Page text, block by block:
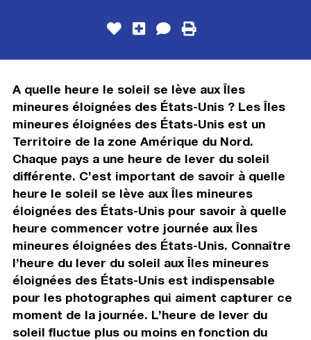
A quelle heure le soleil se lève aux Îles
mineures éloignées des États-Unis ? Les Îles
mineures éloignées des États-Unis est un
Territoire de la zone Amérique du Nord.
Chaque pays a une heure de lever du soleil
différente. C’est important de savoir à quelle
heure le soleil se lève aux Îles mineures
éloignées des États-Unis pour savoir à quelle
heure commencer votre journée aux Îles
mineures éloignées des États-Unis. Connaître
l’heure du lever du soleil aux Îles mineures
éloignées des États-Unis est indispensable
pour les photographes qui aiment capturer ce
moment de la journée. L’heure de lever du
soleil fluctue plus ou moins en fonction du